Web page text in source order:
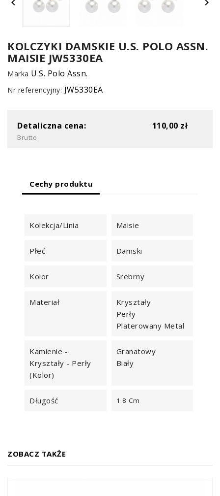
 
KOLCZYKI DAMSKIE U.S. POLO ASSN.
MAISIE JW5330EA
Marka U.S. Polo Assn.
Nr referencyjny: JW5330EA
Detaliczna cena: 110,00 zł
Brutto
Cechy produktu
Kolekcja/Linia Maisie
Płeć Damski
Kolor Srebrny
Materiał
Kryształy
Perły
Platerowany Metal
Kamienie -
Kryształy - Perły
(kolor)
Granatowy
Biały
Długość 1.8 Cm
ZOBACZ TAKŻE